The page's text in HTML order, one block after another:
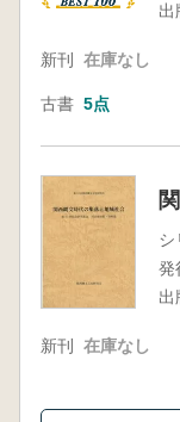
出
新刊 在庫なし
古書 5点
シ
発
出
新刊 在庫なし